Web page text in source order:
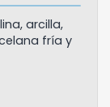
arcilla,
fría y